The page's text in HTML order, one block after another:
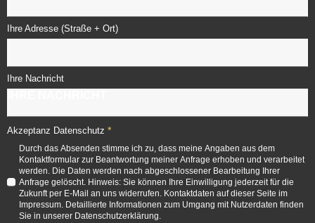
Ihre Adresse (Straße + Ort)
Ihre Nachricht
Akzeptanz Datenschutz *
Durch das Absenden stimme ich zu, dass meine Angaben aus dem
Kontaktformular zur Beantwortung meiner Anfrage erhoben und verarbeitet
werden. Die Daten werden nach abgeschlossener Bearbeitung Ihrer
Anfrage gelöscht. Hinweis: Sie können Ihre Einwilligung jederzeit für die
Zukunft per E-Mail an uns widerrufen. Kontaktdaten auf dieser Seite im
Impressum. Detaillierte Informationen zum Umgang mit Nutzerdaten finden
Sie in unserer Datenschutzerklärung.